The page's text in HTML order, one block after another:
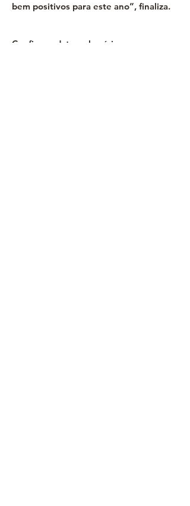
bem positivos para este ano”, finaliza.
Confira as datas e horários